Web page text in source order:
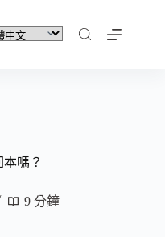
嗎？
9 分鐘